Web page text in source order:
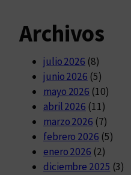
Archivos
julio 2026 (8)
junio 2026 (5)
mayo 2026 (10)
abril 2026 (11)
marzo 2026 (7)
febrero 2026 (5)
enero 2026 (2)
diciembre 2025 (3)